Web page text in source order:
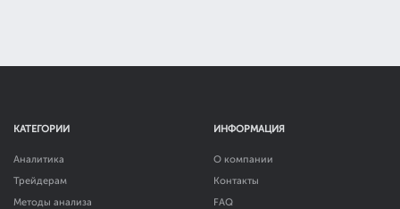
КАТЕГОРИИ
Аналитика
Трейдерам
Методы анализа
ИНФОРМАЦИЯ
О компании
Контакты
FAQ